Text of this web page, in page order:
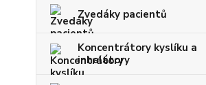
Zvedáky pacientů
Koncentrátory kyslíku a
inhalátory